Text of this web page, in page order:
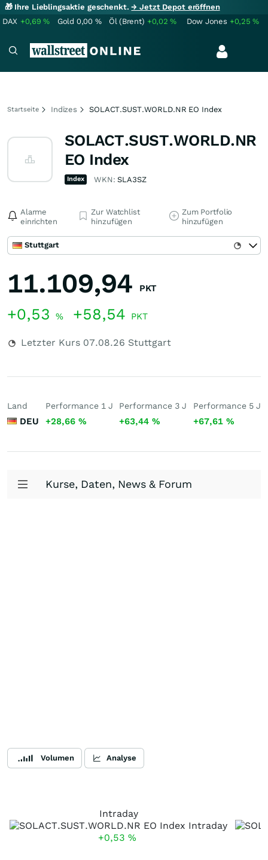
🎁 Ihre Lieblingsaktie geschenkt.→ Jetzt Depot eröffnen
DAX +0,69% Gold 0,00 % Öl (Brent) +0,02% Dow Jones +0,25%
Startseite Indizes SOLACT.SUST.WORLD.NR EO Index
SOLACT.SUST.WORLD.NR
EO Index
Index WKN:SLA3SZ
Alarme
einrichten
Zur Watchlist
hinzufügen
Zum Portfolio
hinzufügen
Stuttgart
11.109,94 PKT
+0,53 % +58,54 PKT
Letzter Kurs 07.08.26 Stuttgart
Land
DEU
Performance 1 J
+28,66 %
Performance 3 J
+63,44%
Performance 5 J
+67,61 %
Kurse, Daten, News & Forum
Volumen Analyse
Intraday
+0,53 %